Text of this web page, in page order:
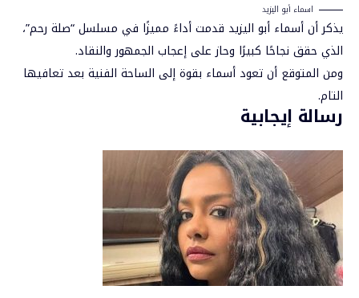
اسماء أبو اليزيد
يذكر أن أسماء أبو اليزيد قدمت أداءً مميزًا في مسلسل “صلة رحم”،
الذي حقق نجاحًا كبيرًا وحاز على إعجاب الجمهور والنقاد.
ومن المتوقع أن تعود أسماء بقوة إلى الساحة الفنية بعد تعافيها
التام.
رسالة إيجابية